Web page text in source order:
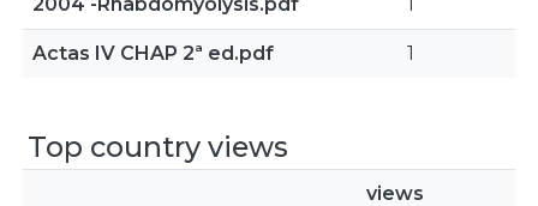
Actas IV CHAP 2ª ed.pdf 1
Top country views
views